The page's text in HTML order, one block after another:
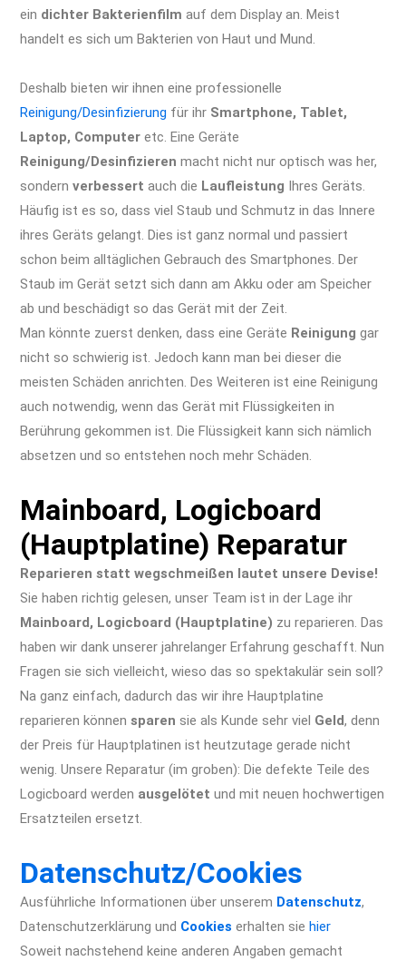
ein dichter Bakterienfilm auf dem Display an. Meist
handelt es sich um Bakterien von Haut und Mund.
Deshalb bieten wir ihnen eine professionelle
Reinigung/Desinfizierung für ihr Smartphone, Tablet,
Laptop, Computer etc. Eine Geräte
Reinigung/Desinfizieren macht nicht nur optisch was her,
sondern verbessert auch die Laufleistung Ihres Geräts.
Häufig ist es so, dass viel Staub und Schmutz in das Innere
ihres Geräts gelangt. Dies ist ganz normal und passiert
schon beim alltäglichen Gebrauch des Smartphones. Der
Staub im Gerät setzt sich dann am Akku oder am Speicher
ab und beschädigt so das Gerät mit der Zeit.
Man könnte zuerst denken, dass eine Geräte Reinigung gar
nicht so schwierig ist. Jedoch kann man bei dieser die
meisten Schäden anrichten. Des Weiteren ist eine Reinigung
auch notwendig, wenn das Gerät mit Flüssigkeiten in
Berührung gekommen ist. Die Flüssigkeit kann sich nämlich
absetzen und so entstehen noch mehr Schäden.
Mainboard, Logicboard
(Hauptplatine) Reparatur
Reparieren statt wegschmeißen lautet unsere Devise!
Sie haben richtig gelesen, unser Team ist in der Lage ihr
Mainboard, Logicboard (Hauptplatine) zu reparieren. Das
haben wir dank unserer jahrelanger Erfahrung geschafft. Nun
Fragen sie sich vielleicht, wieso das so spektakulär sein soll?
Na ganz einfach, dadurch das wir ihre Hauptplatine
reparieren können sparen sie als Kunde sehr viel Geld, denn
der Preis für Hauptplatinen ist heutzutage gerade nicht
wenig. Unsere Reparatur (im groben): Die defekte Teile des
Logicboard werden ausgelötet und mit neuen hochwertigen
Ersatzteilen ersetzt.
Datenschutz/Cookies
Ausführliche Informationen über unserem Datenschutz,
Datenschutzerklärung und Cookies erhalten sie hier
Soweit nachstehend keine anderen Angaben gemacht